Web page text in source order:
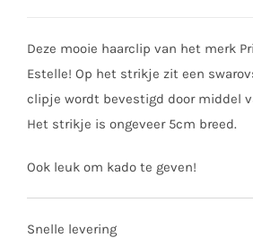
Deze mooie haarclip van het merk
Estelle! Op het strikje zit een
clipje wordt bevestigd door middel
Het strikje is ongeveer 5cm breed.
Ook leuk om kado te geven!
Snelle levering